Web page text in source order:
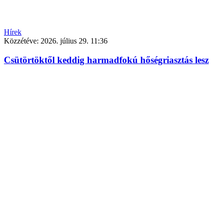
Hírek
Közzétéve: 2026. július 29. 11:36
Csütörtöktől keddig harmadfokú hőségriasztás lesz